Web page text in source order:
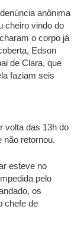
anônima
cheiro vindo do
o corpo já
Edson
de Clara, que
faziam seis
volta das 13h do
não retornou.
esteve no
pelo
os
chefe de